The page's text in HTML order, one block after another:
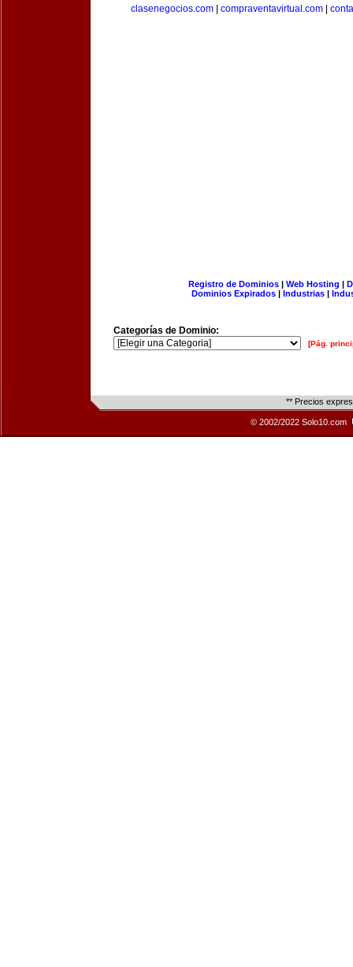
clasenegocios.com
compraventavirtual.com
Registro de Dominios| Web Hosting |
Dominios Expirados | Industrias |
Categorías de Dominio:
[Pág.
** Precios
© 2002/2022 Solo10.com